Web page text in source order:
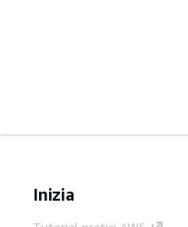
Inizia